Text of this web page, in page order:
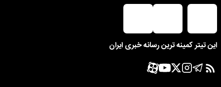
این تیتر کمینه ترین رسانه خبری ایران